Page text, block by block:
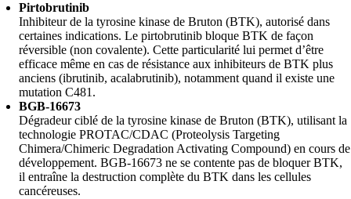
Pirtobrutinib
Inhibiteur de la tyrosine kinase de Bruton (BTK), autorisé dans
certaines indications. Le pirtobrutinib bloque BTK de façon
réversible (non covalente). Cette particularité lui permet d’être
efficace même en cas de résistance aux inhibiteurs de BTK plus
anciens (ibrutinib, acalabrutinib), notamment quand il existe une
mutation C481.
BGB-16673
Dégradeur ciblé de la tyrosine kinase de Bruton (BTK), utilisant la
technologie PROTAC/CDAC (Proteolysis Targeting
Chimera/Chimeric Degradation Activating Compound) en cours de
développement. BGB‑16673 ne se contente pas de bloquer BTK,
il entraîne la destruction complète du BTK dans les cellules
cancéreuses.